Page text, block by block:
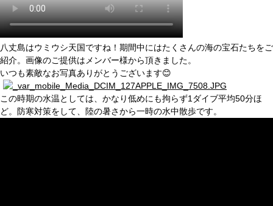
八丈島はウミウシ天国ですね！期間中にはたくさんの海の宝石たちをご
紹介。画像のご提供はメンバー様から頂きました。
いつも素敵なお写真ありがとうございます😊
この時期の水温としては、かなり低めにも拘らず1ダイブ平均50分ほ
ど。防寒対策をして、陸の暑さから一時の水中散歩です。